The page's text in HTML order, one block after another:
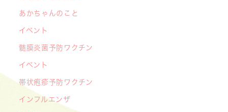
――「武蔵小杉 森のこどもクリニック」の新た
な挑戦
2026/05/08
【メディア・取材】４月１０日発売「子供の科
喜彰院長が読者の質問に答えました！
2026/05/01
あかちゃんのこと
イベント
髄膜炎菌予防ワクチン
イベント
帯状疱疹予防ワクチン
インフルエンザ